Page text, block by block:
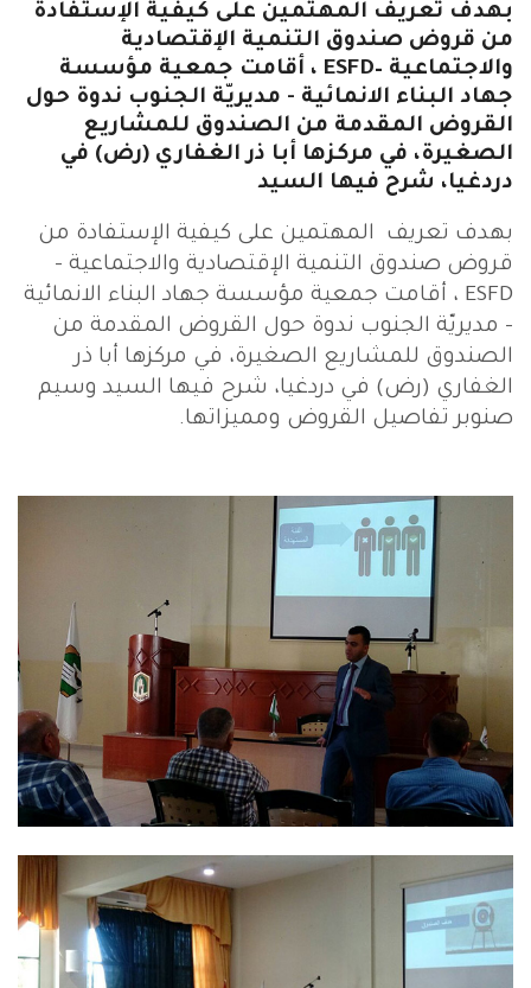
بهدف تعريف المهتمين على كيفية الإستفادة
من قروض صندوق التنمية الإقتصادية
والاجتماعية –ESFD ، أقامت جمعية مؤسسة
جهاد البناء الانمائية - مديريّة الجنوب ندوة حول
القروض المقدمة من الصندوق للمشاريع
الصغيرة، في مركزها أبا ذر الغفاري (رض) في
دردغيا، شرح فيها السيد
بهدف تعريف المهتمين على كيفية الإستفادة من
قروض صندوق التنمية الإقتصادية والاجتماعية –
ESFD ، أقامت جمعية مؤسسة جهاد البناء الانمائية
- مديريّة الجنوب ندوة حول القروض المقدمة من
الصندوق للمشاريع الصغيرة، في مركزها أبا ذر
الغفاري (رض) في دردغيا، شرح فيها السيد وسيم
صنوبر تفاصيل القروض ومميزاتها.